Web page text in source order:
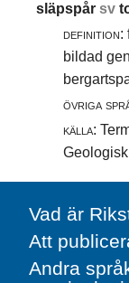
släpspårsv
definition:
bildad
övriga
källa:
Vad är
Att
Andra